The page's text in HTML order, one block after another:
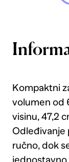
Kompaktni
volumen od
visinu, 47,2
Odleđivanje
ručno, dok